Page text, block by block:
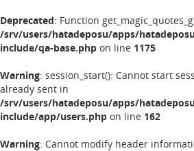
Deprecated: Function
/srv/users/hatadeposu/apps/
include/qa-base.php on line 1175
Warning: session_start(): Cannot start
already sent in
/srv/users/hatadeposu/apps/
include/app/users.php on line 162
Warning: Cannot modify header